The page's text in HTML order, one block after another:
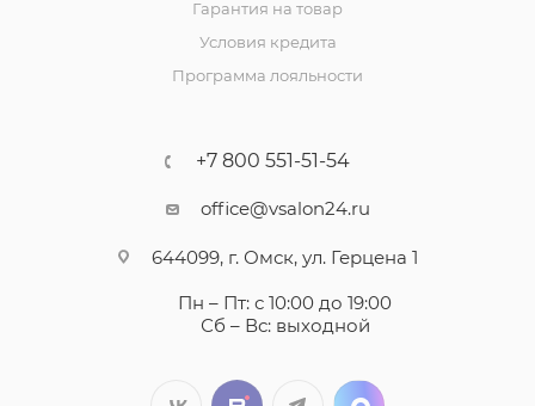
Гарантия на товар
Условия кредита
Программа лояльности
+7 800 551-51-54
office@vsalon24.ru
644099, г. Омск, ул. Герцена 1
Пн – Пт: с 10:00 до 19:00
Сб – Вс: выходной